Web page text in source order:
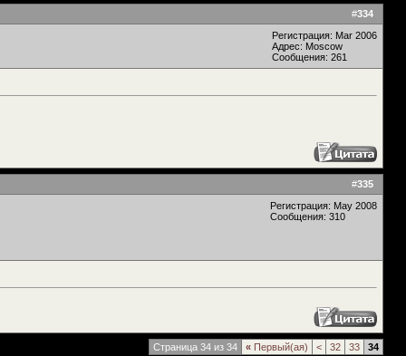
#334
Регистрация: Mar 2006
Адрес: Moscow
Сообщения: 261
#335
Регистрация: May 2008
Сообщения: 310
Страница 34 из 34 « Первый(ая) < 32 33 34